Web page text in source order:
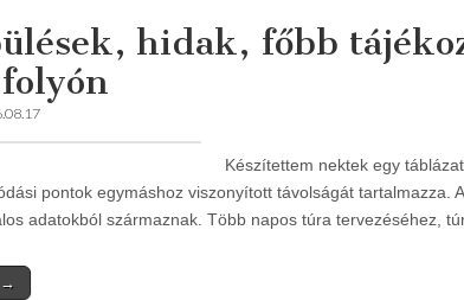
hidak, főbb
Készítettem nektek egy
pontok egymáshoz viszonyított távolságát tartalmazza.
adatokból származnak. Több napos túra tervezéséhez,
→